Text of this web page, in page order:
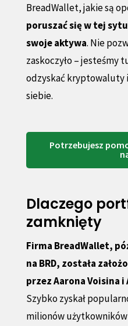
BreadWallet, jakie są
poruszać się w tej
swoje aktywa. Nie
zaskoczyło – jesteśmy
odzyskać kryptowaluty
siebie.
Potrzebujesz
Dlaczego
zamknięty
Firma BreadWallet,
na BRD, została
przez Aarona Voisina
Szybko zyskał
milionów użytkowników